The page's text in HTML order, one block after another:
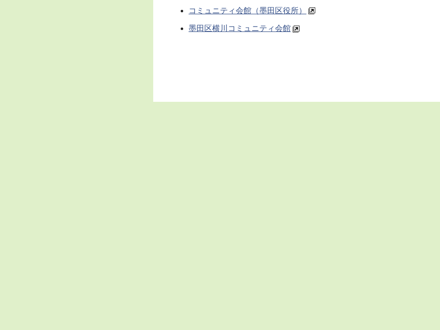
コミュニティ会館（墨田区役所）
墨田区横川コミュニティ会館